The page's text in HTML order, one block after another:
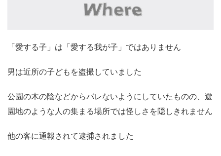
「愛する子」は「愛する我が子」ではありません
男は近所の子どもを盗撮していました
公園の木の陰などからバレないようにしていたものの、遊
園地のような人の集まる場所では怪しさを隠しきれません
他の客に通報されて逮捕されました